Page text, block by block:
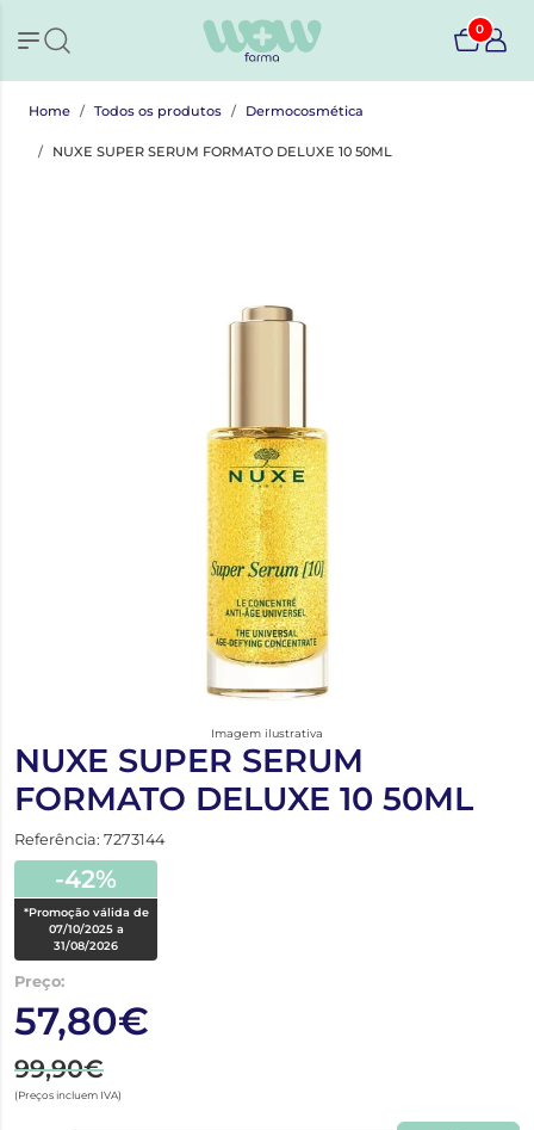
0
Home Todos os produtos Dermocosmética
NUXE SUPER SERUM FORMATO DELUXE 10 50ML
Imagem ilustrativa
NUXE SUPER SERUM
FORMATO DELUXE 10 50ML
Referência: 7273144
-42%
*Promoção válida de
07/10/2025 a
31/08/2026
Preço:
57,80€
99,90€
(Preços incluem IVA)